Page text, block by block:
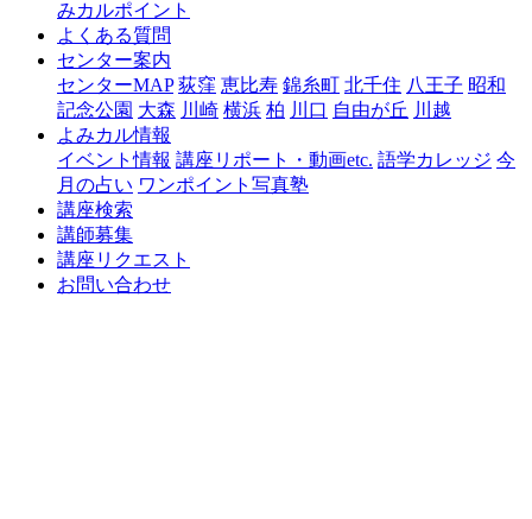
みカルポイント
よくある質問
センター案内
センターMAP 荻窪 恵比寿 錦糸町 北千住 八王子 昭和
記念公園 大森 川崎 横浜 柏 川口 自由が丘 川越
よみカル情報
イベント情報 講座リポート・動画etc. 語学カレッジ 今
月の占い ワンポイント写真塾
講座検索
講師募集
講座リクエスト
お問い合わせ